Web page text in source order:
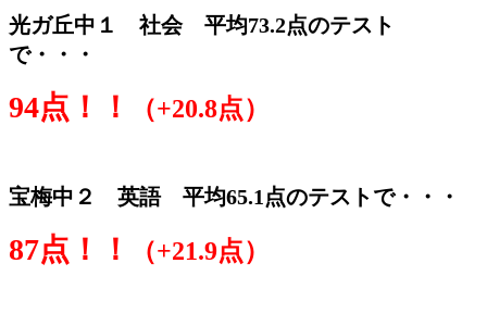
光ガ丘中１ 社会 平均73.2点のテスト
で・・・
94点！！ （+20.8点）
宝梅中２ 英語 平均65.1点のテストで・・・
87点！！ （+21.9点）